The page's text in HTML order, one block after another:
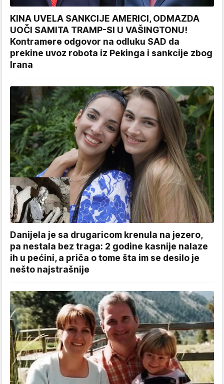
KINA UVELA SANKCIJE AMERICI, ODMAZDA
UOČI SAMITA TRAMP-SI U VAŠINGTONU!
Kontramere odgovor na odluku SAD da
prekine uvoz robota iz Pekinga i sankcije zbog
Irana
Danijela je sa drugaricom krenula na jezero,
pa nestala bez traga: 2 godine kasnije nalaze
ih u pećini, a priča o tome šta im se desilo je
nešto najstrašnije